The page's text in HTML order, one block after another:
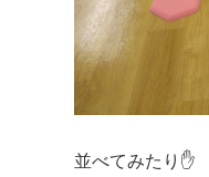
並べてみたり✋